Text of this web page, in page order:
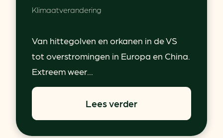
Klimaatverandering
Van hittegolven en orkanen in de VS
tot overstromingen in Europa en China.
Extreem weer...
Lees verder